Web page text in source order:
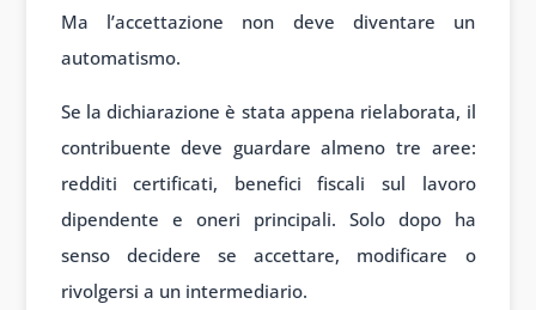
Ma l’accettazione non deve diventare un
automatismo.
Se la dichiarazione è stata appena rielaborata, il
contribuente deve guardare almeno tre aree:
redditi certificati, benefici fiscali sul lavoro
dipendente e oneri principali. Solo dopo ha
senso decidere se accettare, modificare o
rivolgersi a un intermediario.